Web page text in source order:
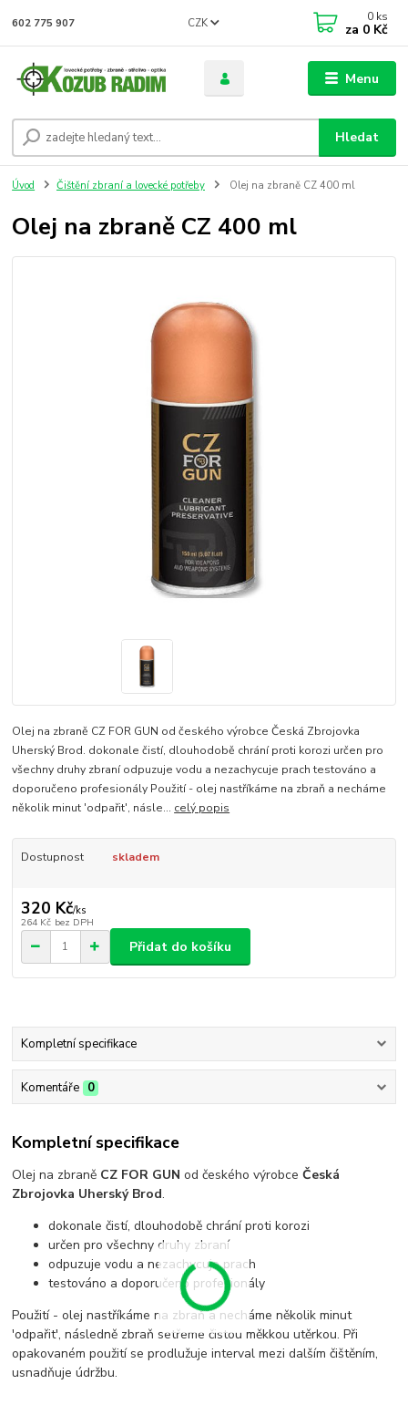
Menu
CZK
Hledat
602 775 907 0 ks
za 0 Kč
Úvod Čištění zbraní a lovecké potřeby Olej na zbraně CZ 400 ml
Olej na zbraně CZ 400 ml
Olej na zbraně CZ FOR GUN od českého výrobce Česká Zbrojovka
Uherský Brod. dokonale čistí, dlouhodobě chrání proti korozi určen pro
všechny druhy zbraní odpuzuje vodu a nezachycuje prach testováno a
doporučeno profesionály Použití - olej nastříkáme na zbraň a necháme
několik minut 'odpařit', násle... celý popis
Dostupnost skladem
320 Kč/ks
264 Kč bez DPH
Přidat do košíku
Kompletní specifikace
Komentáře 0
Kompletní specifikace
Olej na zbraně CZ FOR GUN od českého výrobceČeská
Zbrojovka Uherský Brod.
dokonale čistí, dlouhodobě chrání proti korozi
určen pro všechny druhy zbraní
odpuzuje vodu a nezachycuje prach
testováno a doporučeno profesionály
Použití - olej nastříkáme na zbraň a necháme několik minut
'odpařit', následně zbraň setřeme čistou měkkou utěrkou. Při
opakovaném použití se prodlužuje interval mezi dalším čištěním,
usnadňuje údržbu.